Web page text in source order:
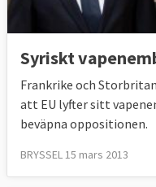
Syriskt
Frankrike och
att EU lyfter sitt
beväpna oppositionen.
BRYSSEL 15 mars 2013